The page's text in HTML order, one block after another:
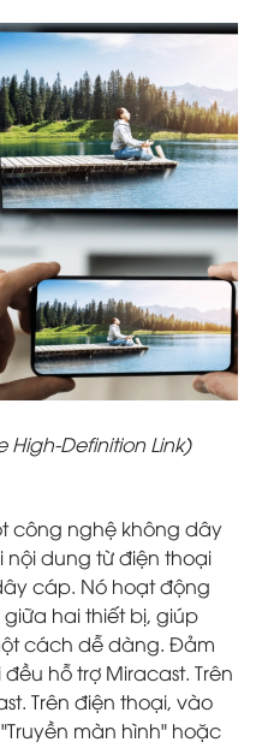
High-Definition Link)
công nghệ không dây
dung từ điện thoại
cáp. Nó hoạt động
hai thiết bị, giúp
cách dễ dàng. Đảm
hỗ trợ Miracast. Trên
Trên điện thoại, vào
màn hình" hoặc